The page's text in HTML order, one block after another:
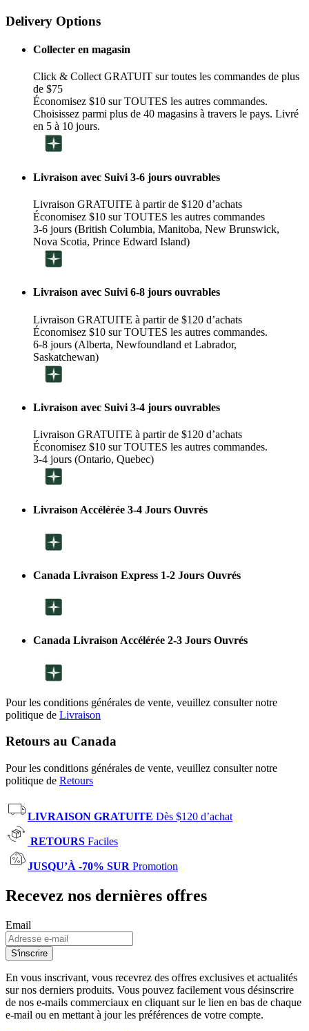
Delivery Options
Collecter en magasin
Click & Collect GRATUIT sur toutes les commandes de plus
de $75
Économisez $10 sur TOUTES les autres commandes.
Choisissez parmi plus de 40 magasins à travers le pays. Livré
en 5 à 10 jours.
Livraison avec Suivi 3-6 jours ouvrables
Livraison GRATUITE à partir de $120 d’achats
Économisez $10 sur TOUTES les autres commandes
3-6 jours (British Columbia, Manitoba, New Brunswick,
Nova Scotia, Prince Edward Island)
Livraison avec Suivi 6-8 jours ouvrables
Livraison GRATUITE à partir de $120 d’achats
Économisez $10 sur TOUTES les autres commandes.
6-8 jours (Alberta, Newfoundland et Labrador,
Saskatchewan)
Livraison avec Suivi 3-4 jours ouvrables
Livraison GRATUITE à partir de $120 d’achats
Économisez $10 sur TOUTES les autres commandes.
3-4 jours (Ontario, Quebec)
Livraison Accélérée 3-4 Jours Ouvrés
Canada Livraison Express 1-2 Jours Ouvrés
Canada Livraison Accélérée 2-3 Jours Ouvrés
Pour les conditions générales de vente, veuillez consulter notre
politique de Livraison
Retours au Canada
Pour les conditions générales de vente, veuillez consulter notre
politique de Retours
LIVRAISON GRATUITE Dès $120 d’achat
RETOURS Faciles
JUSQU’À -70% SUR Promotion
Recevez nos dernières offres
Email
S'inscrire
En vous inscrivant, vous recevrez des offres exclusives et actualités
sur nos derniers produits. Vous pouvez facilement vous désinscrire
de nos e-mails commerciaux en cliquant sur le lien en bas de chaque
e-mail ou en mettant à jour les préférences de votre compte.